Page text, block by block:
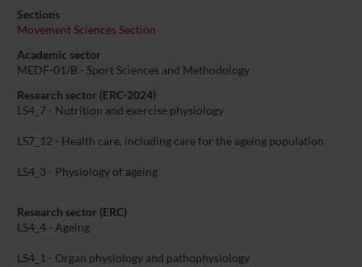
Sections
Movement Sciences Section
Academic sector
MEDF-01/B - Sport Sciences and Methodology
Research sector (ERC-2024)
LS4_7 - Nutrition and exercise physiology
LS7_12 - Health care, including care for the ageing population
LS4_3 - Physiology of ageing
Research sector (ERC)
LS4_4 - Ageing
LS4_1 - Organ physiology and pathophysiology